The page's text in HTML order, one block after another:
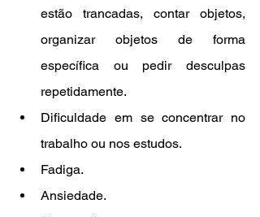
estão trancadas, contar objetos,
organizar objetos de forma
específica ou pedir desculpas
repetidamente.
Dificuldade em se concentrar no
trabalho ou nos estudos.
Fadiga.
Ansiedade.